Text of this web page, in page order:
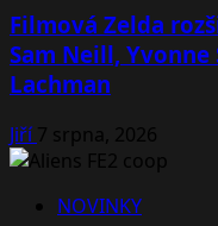
Filmová Zelda
Sam Neill,
Lachman
Jiří7 srpna, 2026
NOVINKY